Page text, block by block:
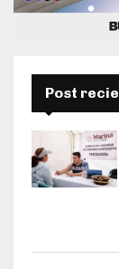
Post